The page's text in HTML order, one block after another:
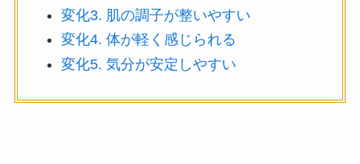
変化3. 肌の調子が整いやすい
変化4. 体が軽く感じられる
変化5. 気分が安定しやすい